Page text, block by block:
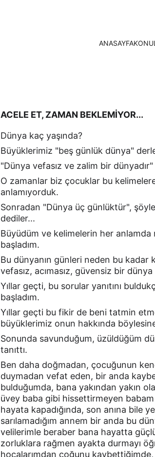
ANASAYFA
ACELE ET, ZAMAN BEKLEMİYOR...
Dünya kaç yaşında?
Büyüklerimiz "beş günlük dünya"
"Dünya vefasız ve zalim bir
O zamanlar biz çocuklar bu
anlamıyorduk.
Sonradan "Dünya üç günlüktür",
dediler...
Büyüdüm ve kelimelerin her
başladım.
Bu dünyanın günleri neden bu kadar
vefasız, acımasız, güvensiz bir
Yıllar geçti, bu sorular yanıtını
başladım.
Yıllar geçti bu fikir de beni tatmin
büyüklerimiz onun hakkında
Sonunda savunduğum, üzüldüğüm
tanıttı.
Ben daha doğmadan, çocuğunun
duymadan vefat eden, bir anda
bulduğumda, bana yakından yakın
üvey baba gibi hissettirmeyen
hayata kapadığında, son anına bile
sarılamadığım annem bir anda bu
velilerimle beraber bana hayatta
zorluklara rağmen ayakta durmayı
hocalarımdan çoğunu kaybettiğimde,